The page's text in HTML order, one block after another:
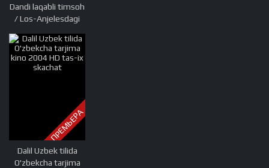
kinolar, tarjima
kinolar skachat, t
Dandi laqabli timsoh
/ Los-Anjelesdagi
tilida O'zbekcha
tarjima kino 2001
HD tas-ix skachat
ПРЕМЬЕРА
Dalil Uzbek tilida
O'zbekcha tarjima